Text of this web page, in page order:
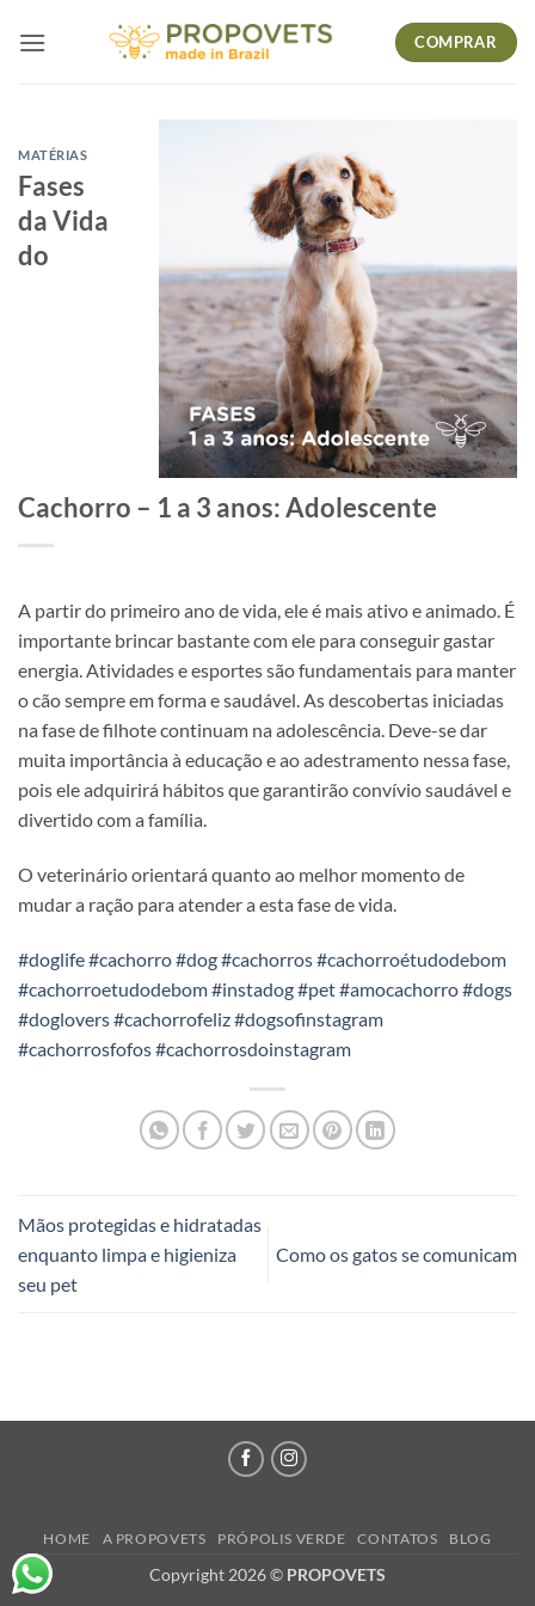
COMPRAR
MATÉRIAS
Fases
da Vida
do
Cachorro – 1 a 3 anos: Adolescente
A partir do primeiro ano de vida, ele é mais ativo e animado. É
importante brincar bastante com ele para conseguir gastar
energia. Atividades e esportes são fundamentais para manter
o cão sempre em forma e saudável. As descobertas iniciadas
na fase de filhote continuam na adolescência. Deve-se dar
muita importância à educação e ao adestramento nessa fase,
pois ele adquirirá hábitos que garantirão convívio saudável e
divertido com a família.
O veterinário orientará quanto ao melhor momento de
mudar a ração para atender a esta fase de vida.
#doglife#cachorro#dog#cachorros#cachorroétudodebom
#cachorroetudodebom#instadog#pet#amocachorro#dogs
#doglovers#cachorrofeliz#dogsofinstagram
#cachorrosfofos#cachorrosdoinstagram
Mãos protegidas e hidratadas
enquanto limpa e higieniza
seu pet
Como os gatos se comunicam
HOME A PROPOVETS PRÓPOLIS VERDE CONTATOS BLOG
Copyright 2026 © PROPOVETS